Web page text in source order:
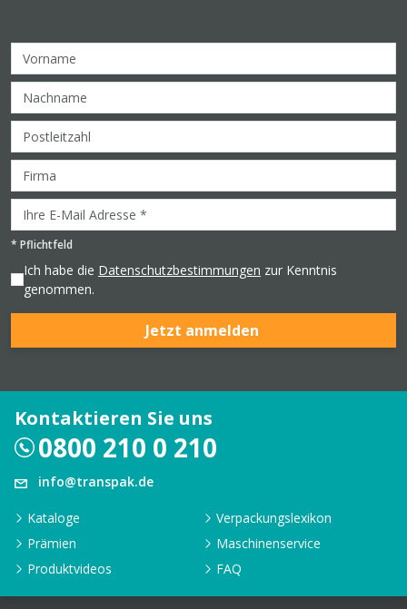
* Pflichtfeld
Ich habe die Datenschutzbestimmungen zur Kenntnis
genommen.
Jetzt anmelden
Kontaktieren Sie uns
0800 210 0 210
info@transpak.de
Kataloge
Verpackungslexikon
Prämien
Maschinenservice
Produktvideos
FAQ